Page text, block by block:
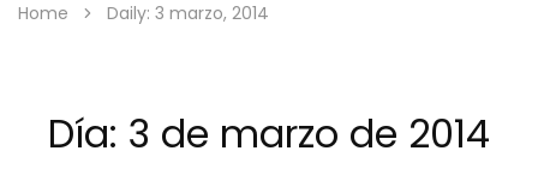
Home Daily: 3 marzo, 2014
Día: 3 de marzo de 2014